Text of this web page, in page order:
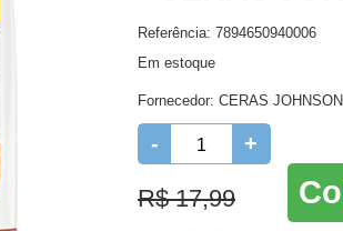
Higienie
Protetor
Referência: 7894650940006
Em estoque
Fornecedor: CERAS JOHNSON
- +
R$ 17,99